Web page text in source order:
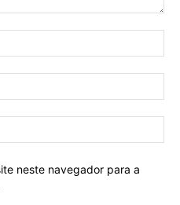
neste navegador para a